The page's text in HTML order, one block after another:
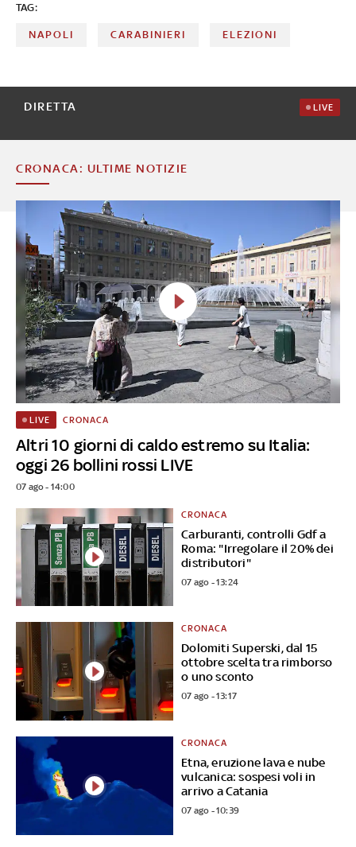
TAG:
NAPOLI CARABINIERI ELEZIONI
DIRETTA LIVE
CRONACA: ULTIME NOTIZIE
Altri 10 giorni di caldo estremo su Italia:
oggi 26 bollini rossi LIVE
LIVE CRONACA
07 ago - 14:00
Carburanti, controlli Gdf a
Roma: "Irregolare il 20% dei
distributori"
CRONACA
07 ago - 13:24
Dolomiti Superski, dal 15
ottobre scelta tra rimborso
o uno sconto
CRONACA
07 ago - 13:17
Etna, eruzione lava e nube
vulcanica: sospesi voli in
arrivo a Catania
CRONACA
07 ago - 10:39